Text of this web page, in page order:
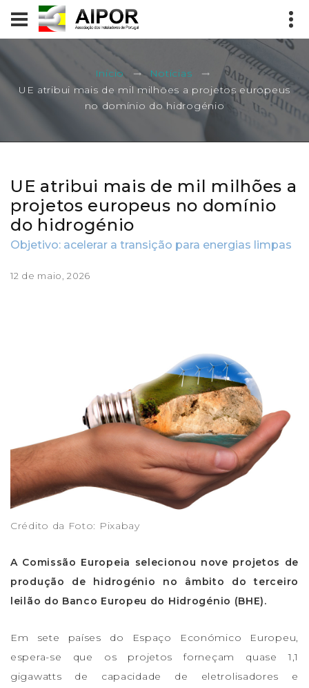
Início
Notícias
UE atribui mais de mil milhões a projetos europeus
no domínio do hidrogénio
UE atribui mais de mil milhões a
projetos europeus no domínio
do hidrogénio
Objetivo: acelerar a transição para energias limpas
12 de maio, 2026
Crédito da Foto: Pixabay
A Comissão Europeia selecionou nove projetos de
produção de hidrogénio no âmbito do terceiro
leilão do Banco Europeu do Hidrogénio (BHE).
Em sete países do Espaço Económico Europeu,
espera-se que os projetos forneçam quase 1,1
gigawatts de capacidade de eletrolisadores e